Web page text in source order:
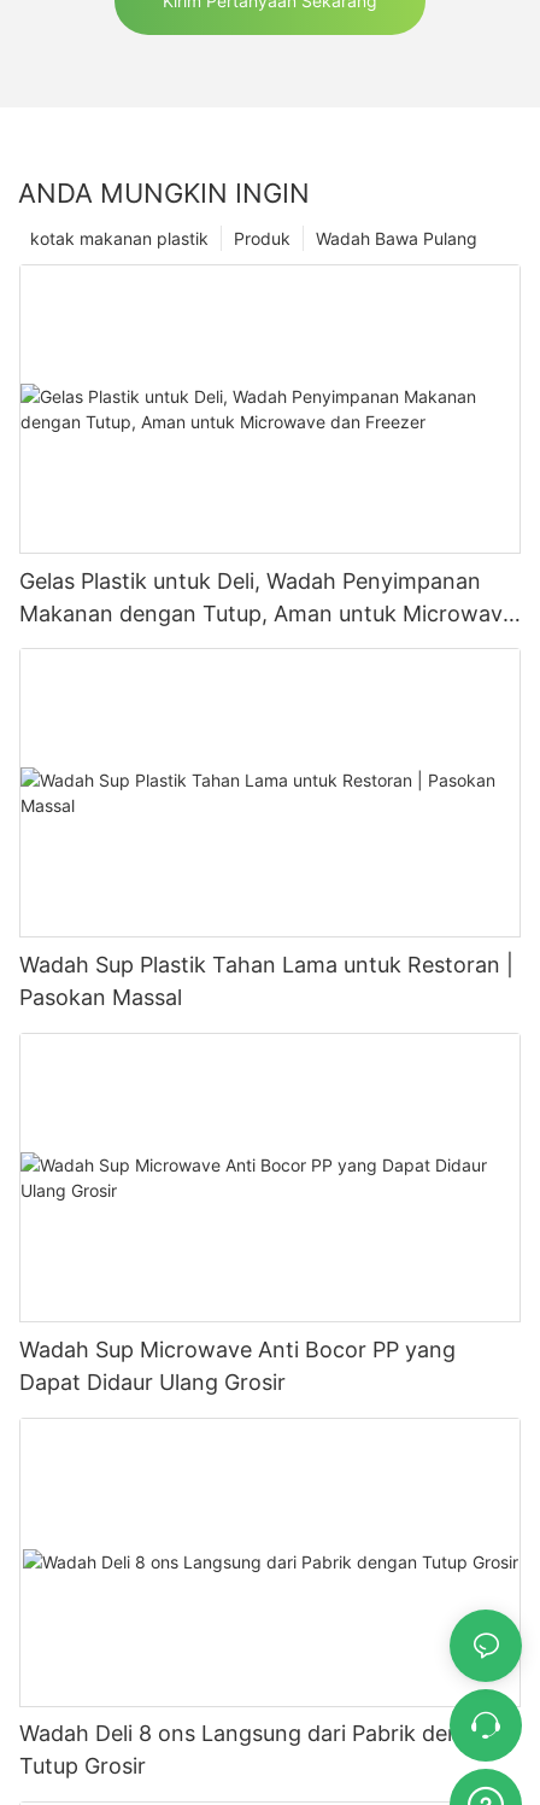
ANDA MUNGKIN INGIN
Wadah Bawa Pulang
Produk
kotak makanan plastik
Gelas Plastik untuk Deli, Wadah Penyimpanan
Makanan dengan Tutup, Aman untuk Microwave
dan Freezer
Wadah Sup Plastik Tahan Lama untuk Restoran |
Pasokan Massal
Wadah Sup Microwave Anti Bocor PP yang
Dapat Didaur Ulang Grosir
Wadah Deli 8 ons Langsung dari Pabrik dengan
Tutup Grosir